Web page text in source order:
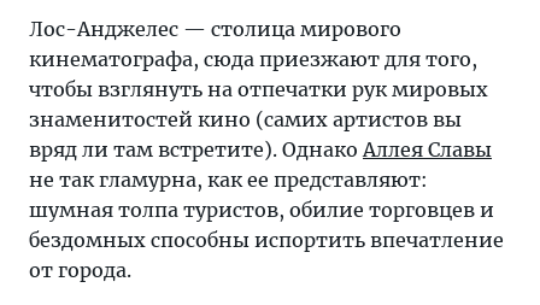
Лос-Анджелес — столица мирового
кинематографа, сюда приезжают для того,
чтобы взглянуть на отпечатки рук мировых
знаменитостей кино (самих артистов вы
вряд ли там встретите). Однако Аллея Славы
не так гламурна, как ее представляют:
шумная толпа туристов, обилие торговцев и
бездомных способны испортить впечатление
от города.